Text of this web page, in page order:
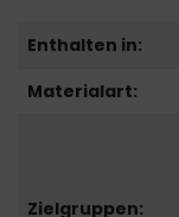
Enthalten in:
Materialart:
Zielgruppen: